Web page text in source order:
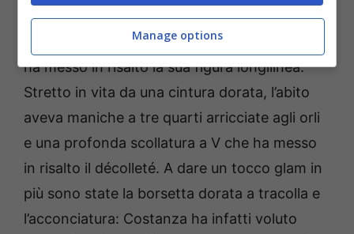
con indosso un lungo abito dai toni arancioni
e perfetto per l’estate, che
ha messo in risalto la sua figura longilinea.
Stretto in vita da una cintura dorata, l’abito
aveva maniche a tre quarti arricciate agli orli
e una profonda scollatura a V che ha messo
in risalto il décolleté. A dare un tocco glam in
più sono state la borsetta dorata a tracolla e
l’acconciatura: Costanza ha infatti voluto
Manage options